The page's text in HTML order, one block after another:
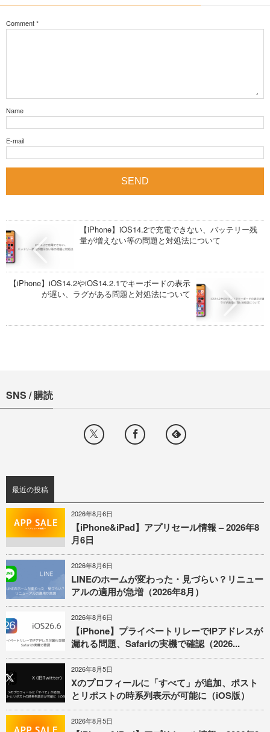
Comment*
Name
E-mail
【iPhone】iOS14.2で充電できない、バッテリー残
量が増えない等の問題と対処法について
【iPhone】iOS14.2やiOS14.2.1でキーボードの表示
が遅い、ラグがある問題と対処法について
SNS / 購読
最近の投稿
2026年8月6日
【iPhone&iPad】アプリセール情報 – 2026年8
月6日
2026年8月6日
LINEのホームが変わった・見づらい？リニュー
アルの適用が急増（2026年8月）
2026年8月6日
【iPhone】プライベートリレーでIPアドレスが
漏れる問題、Safariの実機で確認（2026...
2026年8月5日
Xのプロフィールに「すべて」が追加、ポスト
とリポストの時系列表示が可能に（iOS版）
2026年8月5日